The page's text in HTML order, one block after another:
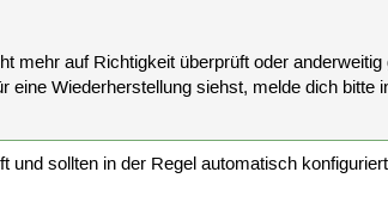
mehr auf Richtigkeit überprüft oder
eine Wiederherstellung siehst, melde dich
und sollten in der Regel automatisch